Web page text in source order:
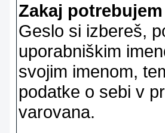
Zakaj
Geslo si izbereš,
uporabniškim
svojim imenom,
podatke o sebi v
varovana.